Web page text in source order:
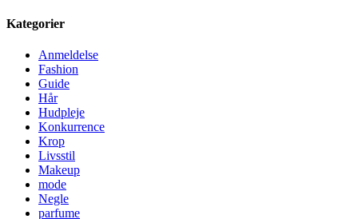
Kategorier
Anmeldelse
Fashion
Guide
Hår
Hudpleje
Konkurrence
Krop
Livsstil
Makeup
mode
Negle
parfume